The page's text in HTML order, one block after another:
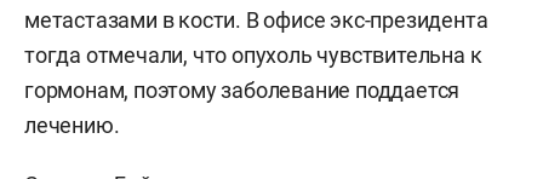
метастазами в кости. В офисе экс-президента
тогда отмечали, что опухоль чувствительна к
гормонам, поэтому заболевание поддается
лечению.